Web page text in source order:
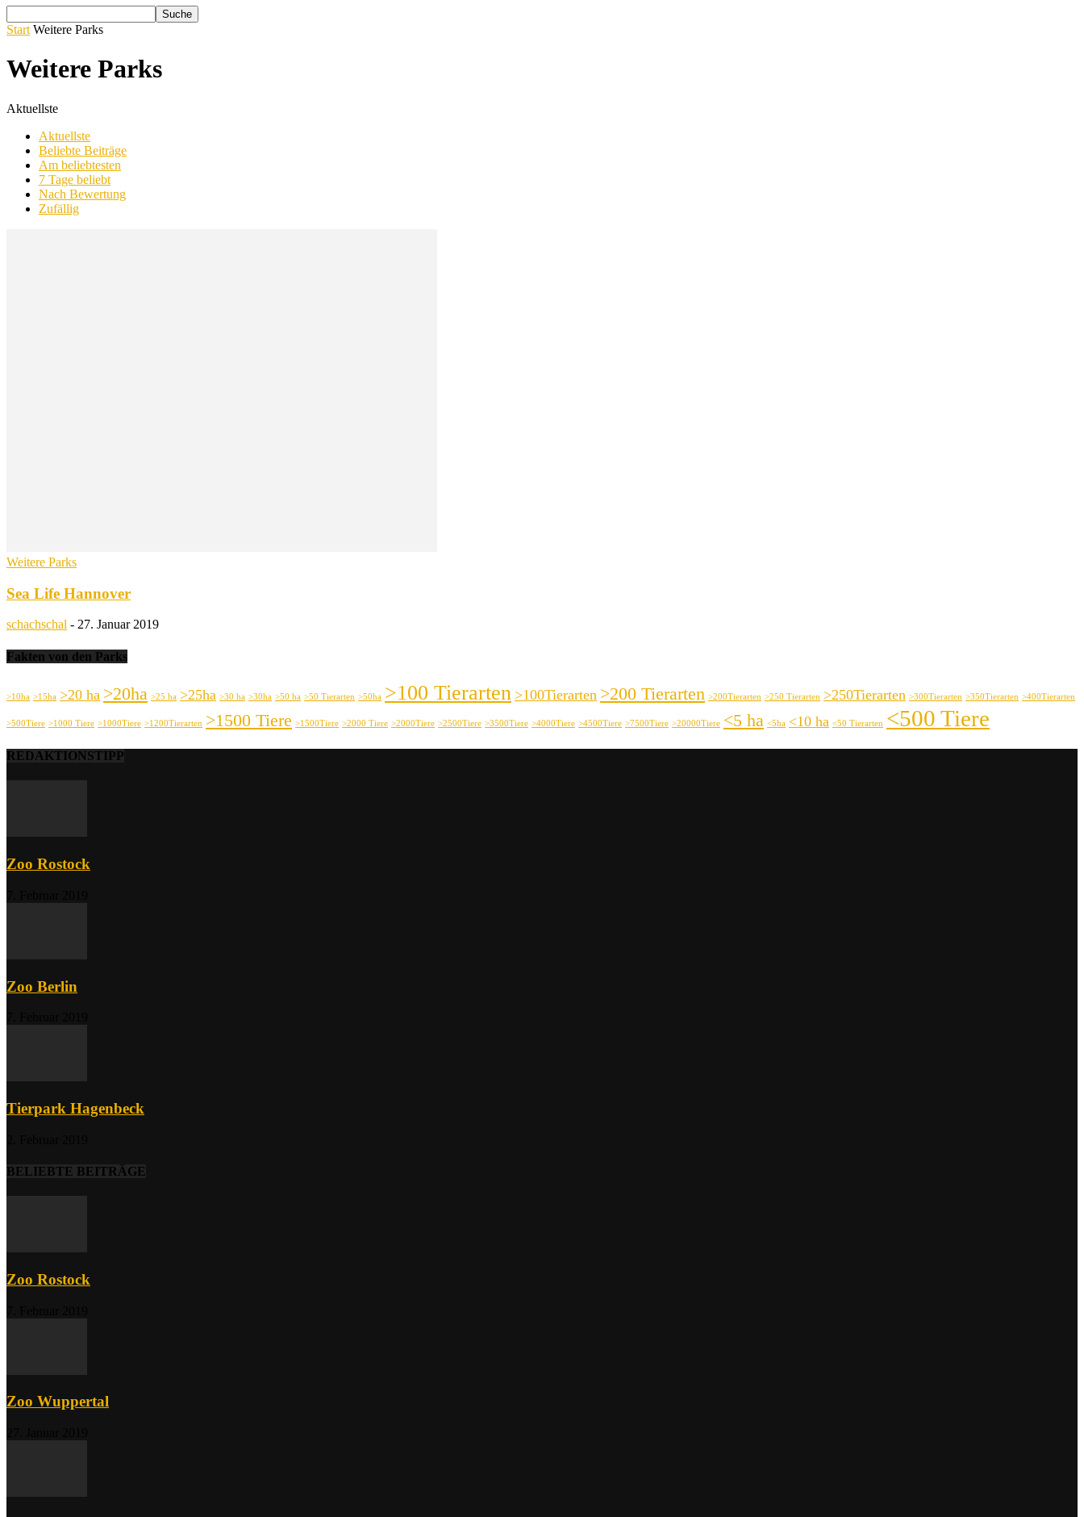
Start Weitere Parks
Weitere Parks
Aktuellste
Aktuellste
Beliebte Beiträge
Am beliebtesten
7 Tage beliebt
Nach Bewertung
Zufällig
Weitere Parks
Sea Life Hannover
schachschal - 27. Januar 2019
Fakten von den Parks
>10ha >15ha >20 ha >20ha >25 ha >25ha >30 ha >30ha >50 ha >50 Tierarten >50ha >100 Tierarten >100Tierarten >200 Tierarten >200Tierarten >250 Tierarten >250Tierarten >300Tierarten >350Tierarten >400Tierarten
>500Tiere >1000 Tiere >1000Tiere >1200Tierarten >1500 Tiere >1500Tiere >2000 Tiere >2000Tiere >2500Tiere >3500Tiere >4000Tiere >4500Tiere >7500Tiere >20000Tiere <5 ha <5ha <10 ha <50 Tierarten <500 Tiere
REDAKTIONSTIPP
Zoo Rostock
Zoo Berlin
Tierpark Hagenbeck
BELIEBTE BEITRÄGE
Zoo Rostock
Zoo Wuppertal